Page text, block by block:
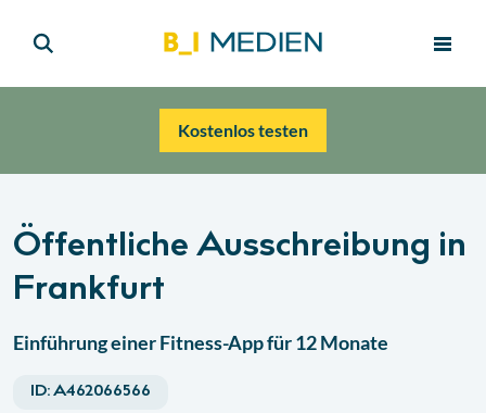
Kostenlos testen
Öffentliche Ausschreibung in
Frankfurt
Einführung einer Fitness-App für 12 Monate
ID:A462066566